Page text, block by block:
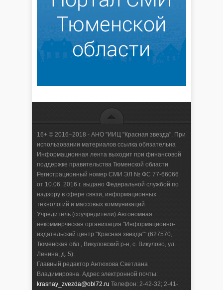
16+ © 2016–2018 - АНО "ИИЦ "Красная звезда". При
использовании материалов ссылка обязательна
Информационная лента выходит при финансовой
поддержке правительства Тюменской области
Регистрационный номер СМИ ЭЛ № ФС 77-66066
от 10.06. 2016 г. выдано Федеральной службой по
надзору в сфере связи, информационных
технологий и массовых коммуникаций.
Учредитель (соучредители) Автономная
некоммерческая организация "Информационно-
издательский центр "Красная звезда"" (627570,
Тюменская обл., Викуловский р-н, с. Викулово, ул.
Ленина, д. 5).
Главный редактор Антюхова Светлана
Владимировна. Адрес электронной почты:
krasnay_zvezda@obl72.ru Телефон: 2-42-32; 2-41-